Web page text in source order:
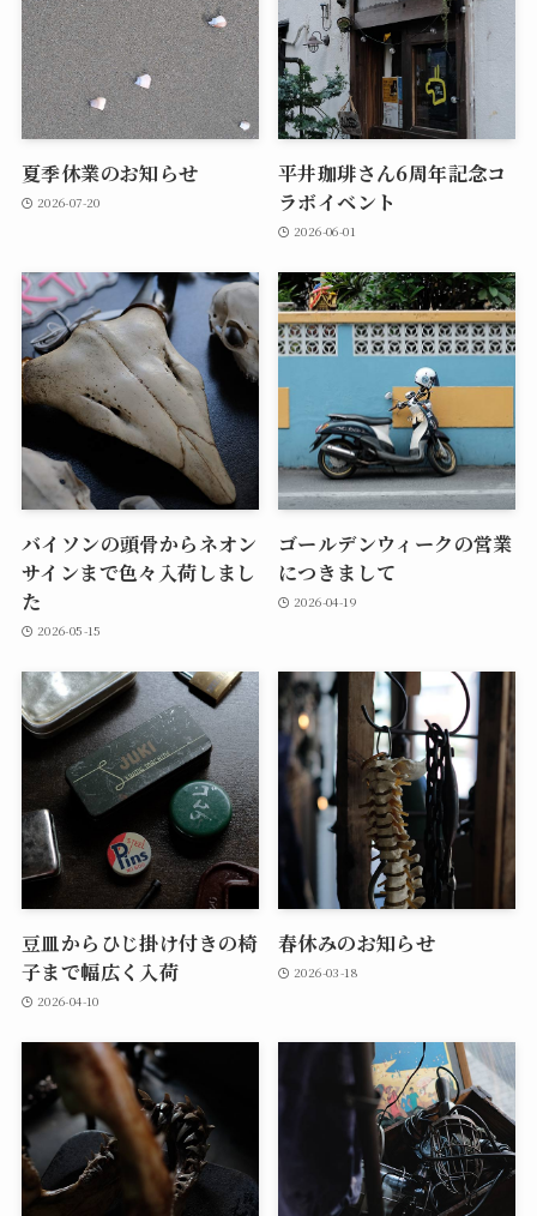
夏季休業のお知らせ
2026-07-20
平井珈琲さん6周年記念コ
ラボイベント
2026-06-01
バイソンの頭骨からネオン
サインまで色々入荷しまし
た
2026-05-15
ゴールデンウィークの営業
につきまして
2026-04-19
豆皿からひじ掛け付きの椅
子まで幅広く入荷
2026-04-10
春休みのお知らせ
2026-03-18